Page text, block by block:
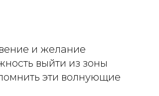
и желание
выйти из зоны
эти волнующие